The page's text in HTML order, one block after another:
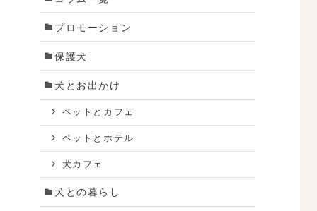
プロモーション
保護犬
犬とお出かけ
ペットとカフェ
ペットとホテル
犬カフェ
犬との暮らし